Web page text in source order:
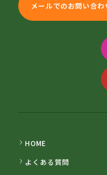
メールでのお問い合わ
HOME
よくある質問